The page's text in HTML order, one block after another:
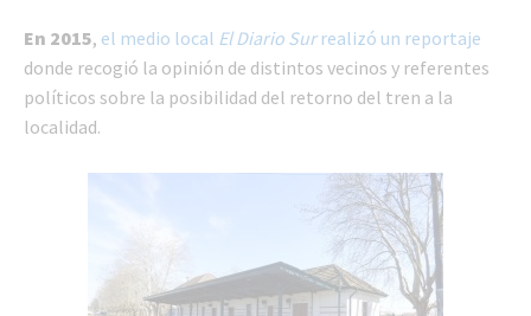
En 2015, el medio local El Diario Surrealizó un reportaje
donde recogió la opinión de distintos vecinos y referentes
políticos sobre la posibilidad del retorno del tren a la
localidad.